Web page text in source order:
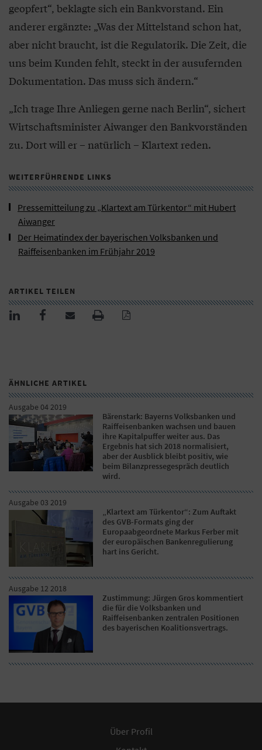
geopfert“, beklagte sich ein Bankvorstand. Ein
anderer ergänzte: „Was der Mittelstand schon hat,
aber nicht braucht, ist die Regulatorik. Die Zeit, die
uns beim Kunden fehlt, steckt in der ausufernden
Dokumentation. Das muss sich ändern.“
„Ich trage Ihre Anliegen gerne nach Berlin“, sichert
Wirtschaftsminister Aiwanger den Bankvorständen
zu. Dort will er – natürlich – Klartext reden.
WEITERFÜHRENDE LINKS
Pressemitteilung zu „Klartext am Türkentor“ mit Hubert
Aiwanger
Der Heimatindex der bayerischen Volksbanken und
Raiffeisenbanken im Frühjahr 2019
ARTIKEL TEILEN
ÄHNLICHE ARTIKEL
Ausgabe 04 2019
Bärenstark: Bayerns Volksbanken und
Raiffeisenbanken wachsen und bauen
ihre Kapitalpuffer weiter aus. Das
Ergebnis hat sich 2018 normalisiert,
aber der Ausblick bleibt positiv, wie
beim Bilanzpressegespräch deutlich
wird.
Ausgabe 03 2019
„Klartext am Türkentor“: Zum Auftakt
des GVB-Formats ging der
Europaabgeordnete Markus Ferber mit
der europäischen Bankenregulierung
hart ins Gericht.
Ausgabe 12 2018
Zustimmung: Jürgen Gros kommentiert
die für die Volksbanken und
Raiffeisenbanken zentralen Positionen
des bayerischen Koalitionsvertrags.
Über Profil